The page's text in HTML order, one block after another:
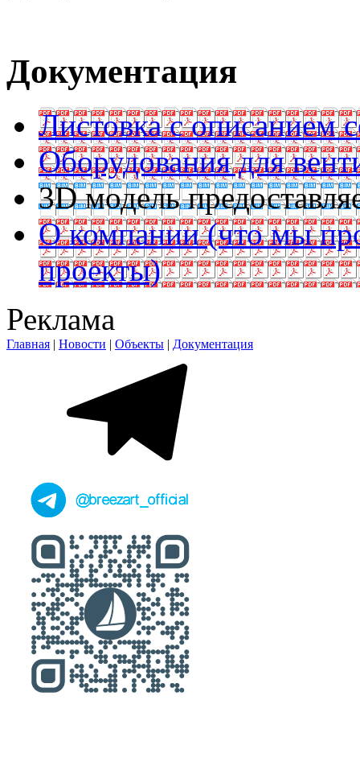
Документация
Листовка с описанием
Оборудования для
3D модель
О компании (что мы
проекты)
Реклама
Главная | Новости | Объекты | Документация